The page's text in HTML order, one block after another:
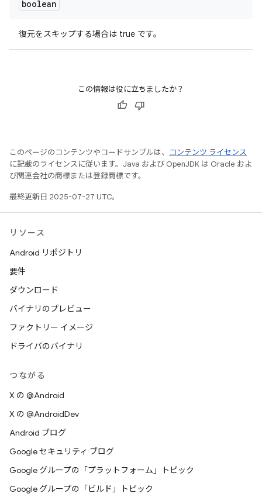
boolean
復元をスキップする場合は true です。
この情報は役に立ちましたか？
このページのコンテンツやコードサンプルは、
コンテンツ ライセンス
に記載のライセンスに従います。Java および OpenJDK は Oracle およ
び関連会社の商標または登録商標です。
最終更新日 2025-07-27 UTC。
リソース
Android リポジトリ
要件
ダウンロード
バイナリのプレビュー
ファクトリー イメージ
ドライバのバイナリ
つながる
X の @Android
X の @AndroidDev
Android ブログ
Google セキュリティ ブログ
Google グループの「プラットフォーム」トピック
Google グループの「ビルド」トピック